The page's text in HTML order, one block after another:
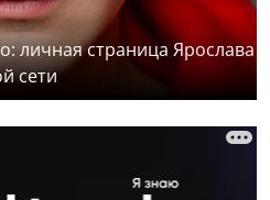
личная страница Ярослава
сети